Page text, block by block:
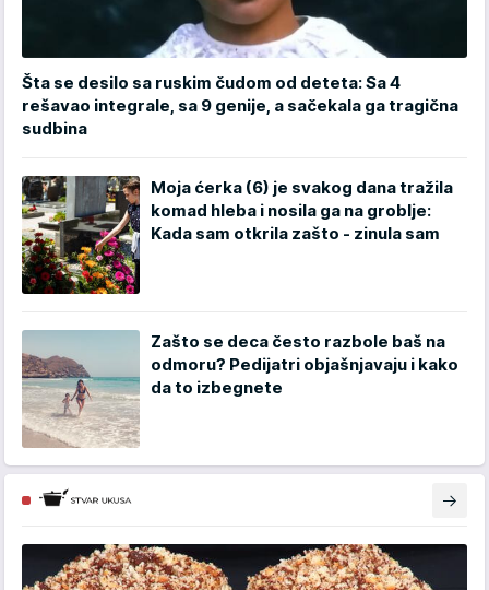
Šta se desilo sa ruskim čudom od deteta: Sa 4
rešavao integrale, sa 9 genije, a sačekala ga tragična
sudbina
Moja ćerka (6) je svakog dana tražila
komad hleba i nosila ga na groblje:
Kada sam otkrila zašto - zinula sam
Zašto se deca često razbole baš na
odmoru? Pedijatri objašnjavaju i kako
da to izbegnete